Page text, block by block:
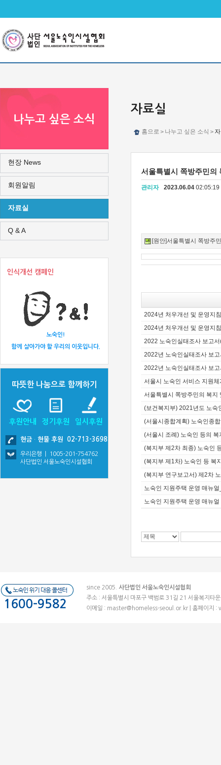
자료실
홈으로 > 나누고 싶은 소식 >
서울특별시 쪽방주민의
관리자 2023.06.04 02:05:19
[원안]서울특별시 쪽방주
2024년 처우개선 및 운영지
2024년 처우개선 및 운영지
2022 노숙인실태조사 보고
2022년 노숙인실태조사 보
2022년 노숙인실태조사 보
서울시 노숙인 서비스 지원
서울특별시 쪽방주민의 복지
(보건복지부) 2021년도 노숙
(서울시종합계획) 노숙인종
(서울시 조례) 노숙인 등의
(복지부 제2차 최종) 노숙인
(복지부 제1차) 노숙인 등 복
(복지부 연구보고서) 제2차
노숙인 지원주택 운영 매뉴
노숙인 지원주택 운영 매뉴얼
나누고 싶은 소식
현장 News
회원알림
자료실
Q & A
인식개선 캠페인
노숙인!
함께 살아가야 할 우리의 이웃입니다.
따뜻한 나눔으로 함께하기
후원안내 정기후원 일시후원
현금 · 현물 후원 02-713-3698
우리은행 | 1005-201-754762
사단법인 서울노숙인시설협회
1600-9582
since 2005. 사단법인 서울노숙인시설협회
주소 : 서울특별시 마포구 백범로 31길 21 서울복지
이메일 : master@homeless-seoul.or.kr| 홈페이지 :